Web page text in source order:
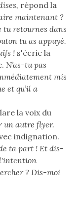
répond la
maintenant ?
tu retournes dans
tu as appuyé.
! s'écrie la
N’as-tu pas
mis
et qu’il a
la voix du
un autre flyer.
indignation.
ta part ! Et dis-
? Dis-moi